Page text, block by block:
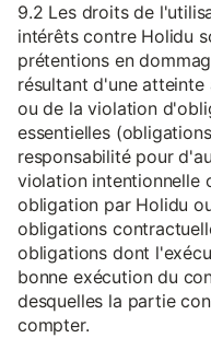
9.2 Les droits de
intérêts contre Holidu
prétentions en
résultant d'une atteinte
ou de la violation
essentielles
responsabilité pour
violation intentionnelle
obligation par Holidu
obligations
obligations dont
bonne exécution du
desquelles la partie
compter.